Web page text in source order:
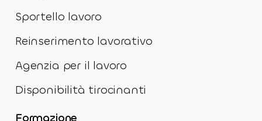
Sportello lavoro
Reinserimento lavorativo
Agenzia per il lavoro
Disponibilità tirocinanti
Formazione